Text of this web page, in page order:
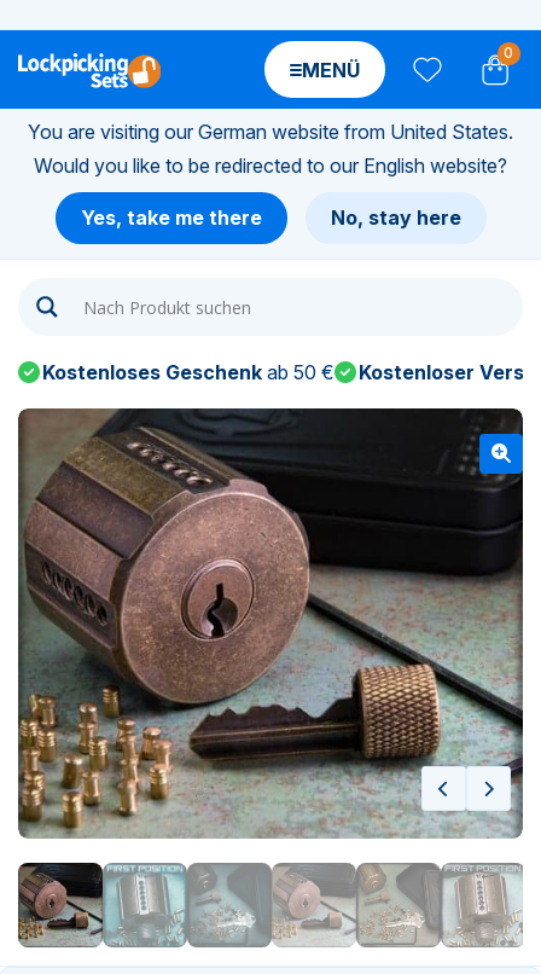
0
MENÜ
You are visiting our German website from United States.
Would you like to be redirected to our English website?
Yes, take me there No, stay here
Kostenloses Geschenk ab 50 € Kostenloser